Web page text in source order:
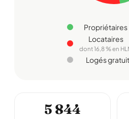
Propriétaires
Locataires
dont 16,8 % en
Logés
5 844